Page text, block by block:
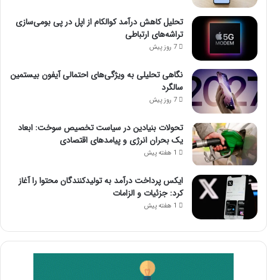
تحلیل کاهش درآمد کوالکام از اپل در پی بومی‌سازی
تراشه‌های ارتباطی
7 روز پیش
نگاهی تحلیلی به ویژگی‌های احتمالی آیفون بیستمین
سالگرد
7 روز پیش
تحولات بنیادین در سیاست تخصیص سوخت: ابعاد
یک بحران انرژی و پیامدهای اقتصادی
1 هفته پیش
ایکس پرداخت درآمد به تولیدکنندگان محتوا را آغاز
کرد: جزئیات و الزامات
1 هفته پیش